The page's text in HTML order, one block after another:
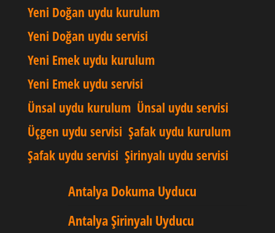
Yeni Doğan uydu kurulum
Yeni Doğan uydu servisi
Yeni Emek uydu kurulum
Yeni Emek uydu servisi
Ünsal uydu kurulum Ünsal uydu servisi
Üçgen uydu servisi Şafak uydu kurulum
Şafak uydu servisi Şirinyalı uydu servisi
Antalya Dokuma Uyducu
Antalya Şirinyalı Uyducu